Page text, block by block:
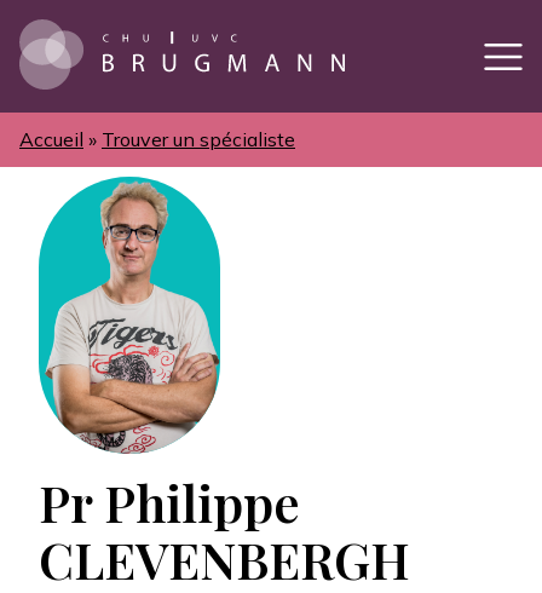
au
contenu
principal
Fil
d'Ariane
Accueil Trouver un spécialiste
Pr Philippe
CLEVENBERGH